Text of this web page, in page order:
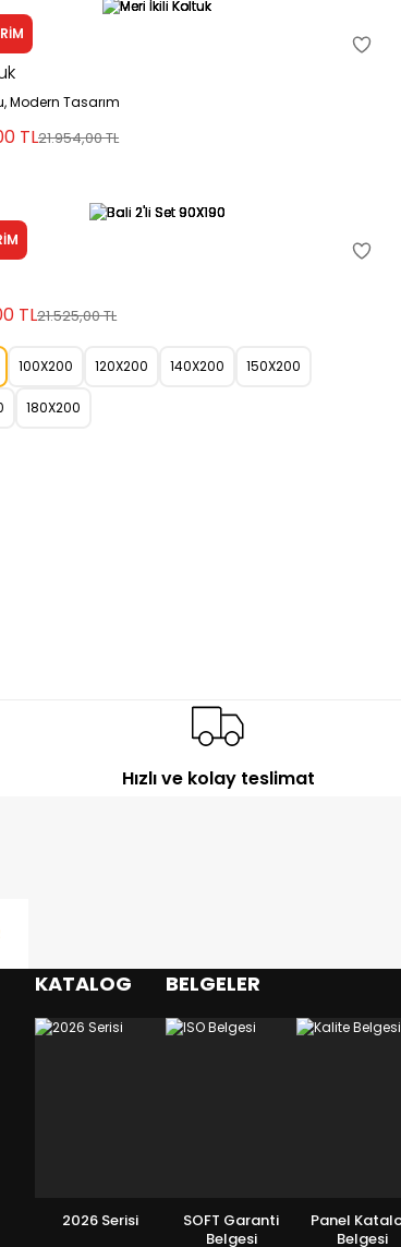
Modern Tasarım
TL21.954,00TL
TL21.525,00TL
100X200 120X200 140X200 150X200
180X200
Hızlı ve kolay teslimat
KATALOG
2026 Serisi
BELGELER
SOFT Garanti
Belgesi
Panel
Belgesi